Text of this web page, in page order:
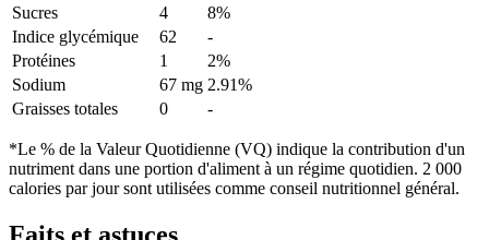
Sucres
4
8%
Indice glycémique
62
-
Protéines
1
2%
Sodium
67 mg 2.91%
Graisses totales
0 -
*Le % de la Valeur Quotidienne (VQ) indique la contribution d'un
nutriment dans une portion d'aliment à un régime quotidien. 2 000
calories par jour sont utilisées comme conseil nutritionnel général.